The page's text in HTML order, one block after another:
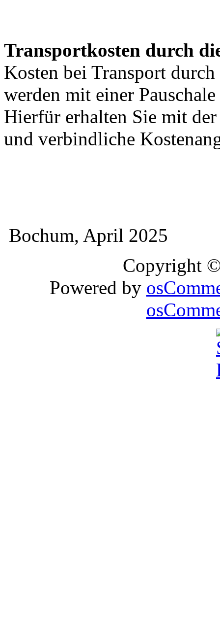
Transportkosten durch
Kosten bei Transport
werden mit einer
Hierfür erhalten Sie mit
und verbindliche
Bochum, April 2025
Copyright
Powered by